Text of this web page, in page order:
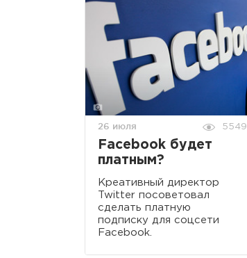
26 июля 5549
Facebook будет
платным?
Креативный директор
Twitter посоветовал
сделать платную
подписку для соцсети
Facebook.